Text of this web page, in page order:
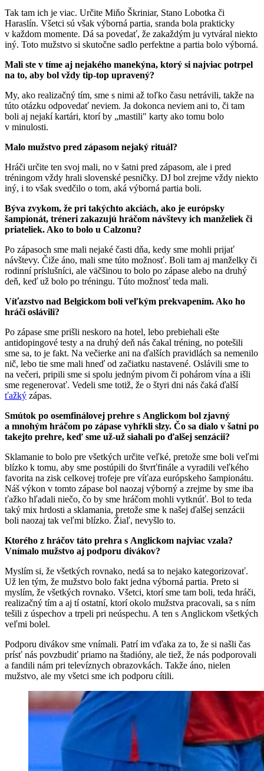
Tak tam ich je viac. Určite Miňo Škriniar, Stano Lobotka či
Haraslín. Všetci sú však výborná partia, sranda bola prakticky
v každom momente. Dá sa povedať, že zakaždým ju vytváral niekto
iný. Toto mužstvo si skutočne sadlo perfektne a partia bolo výborná.
Mali ste v tíme aj nejakého manekýna, ktorý si najviac potrpel
na to, aby bol vždy tip-top upravený?
My, ako realizačný tím, sme s nimi až toľko času netrávili, takže na
túto otázku odpovedať neviem. Ja dokonca neviem ani to, či tam
boli aj nejakí kartári, ktorí by „mastili" karty ako tomu bolo
v minulosti.
Malo mužstvo pred zápasom nejaký rituál?
Hráči určite ten svoj mali, no v šatni pred zápasom, ale i pred
tréningom vždy hrali slovenské pesničky. DJ bol zrejme vždy niekto
iný, i to však svedčilo o tom, aká výborná partia boli.
Býva zvykom, že pri takýchto akciách, ako je európsky
šampionát, tréneri zakazujú hráčom návštevy ich manželiek či
priateliek. Ako to bolo u Calzonu?
Po zápasoch sme mali nejaké časti dňa, kedy sme mohli prijať
návštevy. Čiže áno, mali sme túto možnosť. Boli tam aj manželky či
rodinní príslušníci, ale väčšinou to bolo po zápase alebo na druhý
deň, keď už bolo po tréningu. Túto možnosť teda mali.
Víťazstvo nad Belgickom boli veľkým prekvapením. Ako ho
hráči oslávili?
Po zápase sme prišli neskoro na hotel, lebo prebiehali ešte
antidopingové testy a na druhý deň nás čakal tréning, no potešili
sme sa, to je fakt. Na večierke ani na ďalších pravidlách sa nemenilo
nič, lebo tie sme mali hneď od začiatku nastavené. Oslávili sme to
na večeri, pripili sme si spolu jedným pivom či pohárom vína a išli
sme regenerovať. Vedeli sme totiž, že o štyri dni nás čaká ďalší
ťažký zápas.
Smútok po osemfinálovej prehre s Anglickom bol zjavný
a mnohým hráčom po zápase vyhŕkli slzy. Čo sa dialo v šatni po
takejto prehre, keď sme už-už siahali po ďalšej senzácii?
Sklamanie to bolo pre všetkých určite veľké, pretože sme boli veľmi
blízko k tomu, aby sme postúpili do štvrťfinále a vyradili veľkého
favorita na zisk celkovej trofeje pre víťaza európskeho šampionátu.
Náš výkon v tomto zápase bol naozaj výborný a zrejme by sme iba
ťažko hľadali niečo, čo by sme hráčom mohli vytknúť. Bol to teda
taký mix hrdosti a sklamania, pretože sme k našej ďalšej senzácii
boli naozaj tak veľmi blízko. Žiaľ, nevyšlo to.
Ktorého z hráčov táto prehra s Anglickom najviac vzala?
Vnímalo mužstvo aj podporu divákov?
Myslím si, že všetkých rovnako, nedá sa to nejako kategorizovať.
Už len tým, že mužstvo bolo fakt jedna výborná partia. Preto si
myslím, že všetkých rovnako. Všetci, ktorí sme tam boli, teda hráči,
realizačný tím a aj tí ostatní, ktorí okolo mužstva pracovali, sa s ním
tešili z úspechov a trpeli pri neúspechu. A ten s Anglickom všetkých
veľmi bolel.
Podporu divákov sme vnímali. Patrí im vďaka za to, že si našli čas
prísť nás povzbudiť priamo na štadióny, ale tiež, že nás podporovali
a fandili nám pri televíznych obrazovkách. Takže áno, nielen
mužstvo, ale my všetci sme ich podporu cítili.